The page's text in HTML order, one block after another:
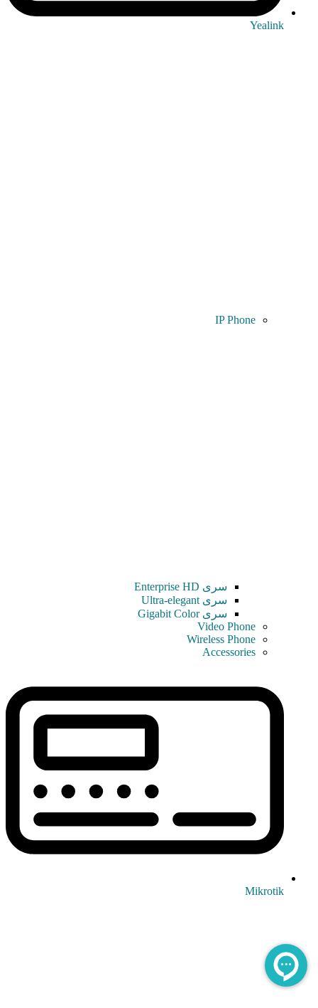
Yealink
IP Phone
سری Enterprise HD
سری Ultra-elegant
سری Gigabit Color
Video Phone
Wireless Phone
Accessories
Mikrotik